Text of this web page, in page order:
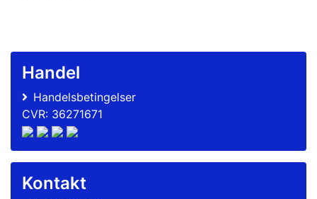
Handel
Handelsbetingelser
CVR: 36271671
Kontakt